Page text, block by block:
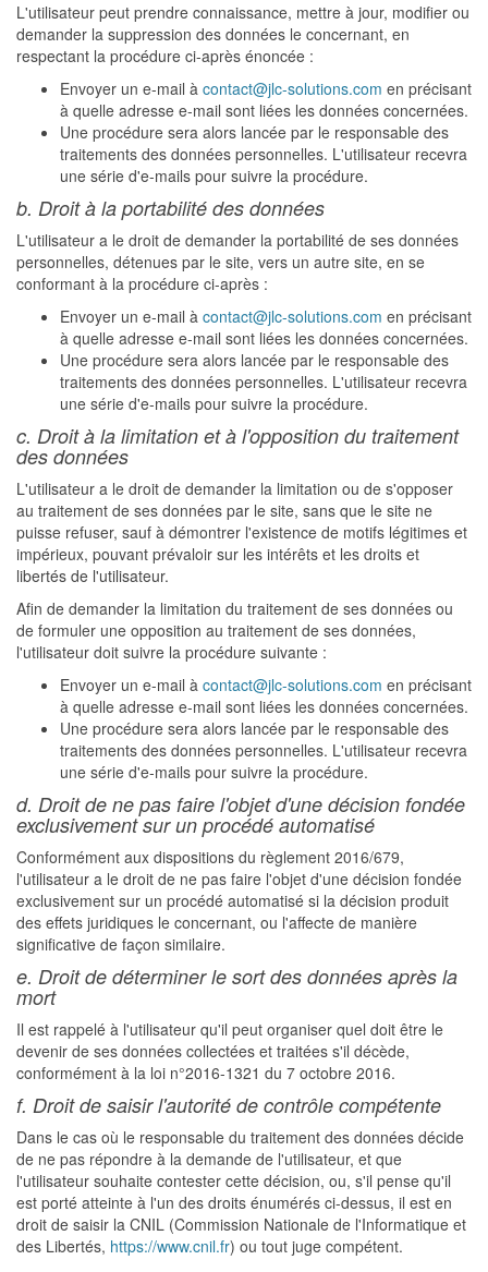
L'utilisateur peut prendre connaissance, mettre à jour, modifier ou
demander la suppression des données le concernant, en
respectant la procédure ci-après énoncée :
Envoyer un e-mail à contact@jlc-solutions.com en précisant
à quelle adresse e-mail sont liées les données concernées.
Une procédure sera alors lancée par le responsable des
traitements des données personnelles. L'utilisateur recevra
une série d'e-mails pour suivre la procédure.
b. Droit à la portabilité des données
L'utilisateur a le droit de demander la portabilité de ses données
personnelles, détenues par le site, vers un autre site, en se
conformant à la procédure ci-après :
Envoyer un e-mail à contact@jlc-solutions.com en précisant
à quelle adresse e-mail sont liées les données concernées.
Une procédure sera alors lancée par le responsable des
traitements des données personnelles. L'utilisateur recevra
une série d'e-mails pour suivre la procédure.
c. Droit à la limitation et à l'opposition du traitement
des données
L'utilisateur a le droit de demander la limitation ou de s'opposer
au traitement de ses données par le site, sans que le site ne
puisse refuser, sauf à démontrer l'existence de motifs légitimes et
impérieux, pouvant prévaloir sur les intérêts et les droits et
libertés de l'utilisateur.
Afin de demander la limitation du traitement de ses données ou
de formuler une opposition au traitement de ses données,
l'utilisateur doit suivre la procédure suivante :
Envoyer un e-mail à contact@jlc-solutions.com en précisant
à quelle adresse e-mail sont liées les données concernées.
Une procédure sera alors lancée par le responsable des
traitements des données personnelles. L'utilisateur recevra
une série d'e-mails pour suivre la procédure.
d. Droit de ne pas faire l'objet d'une décision fondée
exclusivement sur un procédé automatisé
Conformément aux dispositions du règlement 2016/679,
l'utilisateur a le droit de ne pas faire l'objet d'une décision fondée
exclusivement sur un procédé automatisé si la décision produit
des effets juridiques le concernant, ou l'affecte de manière
significative de façon similaire.
e. Droit de déterminer le sort des données après la
mort
Il est rappelé à l'utilisateur qu'il peut organiser quel doit être le
devenir de ses données collectées et traitées s'il décède,
conformément à la loi n°2016-1321 du 7 octobre 2016.
f. Droit de saisir l'autorité de contrôle compétente
Dans le cas où le responsable du traitement des données décide
de ne pas répondre à la demande de l'utilisateur, et que
l'utilisateur souhaite contester cette décision, ou, s'il pense qu'il
est porté atteinte à l'un des droits énumérés ci-dessus, il est en
droit de saisir la CNIL (Commission Nationale de l'Informatique et
des Libertés, https://www.cnil.fr) ou tout juge compétent.